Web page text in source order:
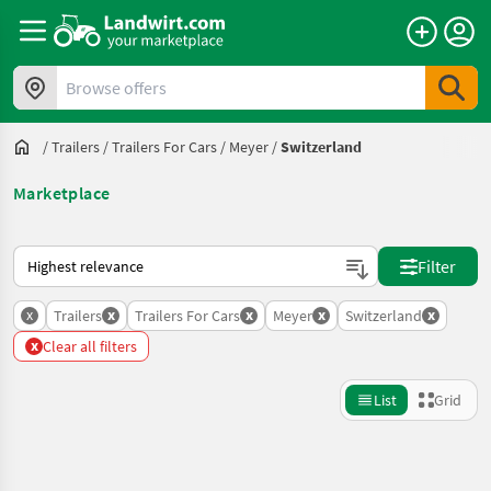
Browse offers
/Trailers /Trailers For Cars / Meyer /Switzerland
Marketplace
This is how sorting works on Landwirt.com
Filter
x Trailers x Trailers For Cars x Meyer x Switzerland x
x Clear all filters
List Grid